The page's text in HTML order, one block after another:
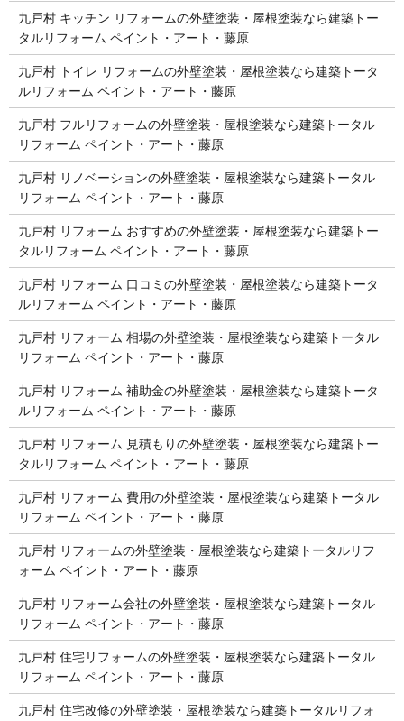
九戸村 キッチン リフォームの外壁塗装・屋根塗装なら建築トー
タルリフォーム ペイント・アート・藤原
九戸村 トイレ リフォームの外壁塗装・屋根塗装なら建築トータ
ルリフォーム ペイント・アート・藤原
九戸村 フルリフォームの外壁塗装・屋根塗装なら建築トータル
リフォーム ペイント・アート・藤原
九戸村 リノベーションの外壁塗装・屋根塗装なら建築トータル
リフォーム ペイント・アート・藤原
九戸村 リフォーム おすすめの外壁塗装・屋根塗装なら建築トー
タルリフォーム ペイント・アート・藤原
九戸村 リフォーム 口コミの外壁塗装・屋根塗装なら建築トータ
ルリフォーム ペイント・アート・藤原
九戸村 リフォーム 相場の外壁塗装・屋根塗装なら建築トータル
リフォーム ペイント・アート・藤原
九戸村 リフォーム 補助金の外壁塗装・屋根塗装なら建築トータ
ルリフォーム ペイント・アート・藤原
九戸村 リフォーム 見積もりの外壁塗装・屋根塗装なら建築トー
タルリフォーム ペイント・アート・藤原
九戸村 リフォーム 費用の外壁塗装・屋根塗装なら建築トータル
リフォーム ペイント・アート・藤原
九戸村 リフォームの外壁塗装・屋根塗装なら建築トータルリフ
ォーム ペイント・アート・藤原
九戸村 リフォーム会社の外壁塗装・屋根塗装なら建築トータル
リフォーム ペイント・アート・藤原
九戸村 住宅リフォームの外壁塗装・屋根塗装なら建築トータル
リフォーム ペイント・アート・藤原
九戸村 住宅改修の外壁塗装・屋根塗装なら建築トータルリフォ